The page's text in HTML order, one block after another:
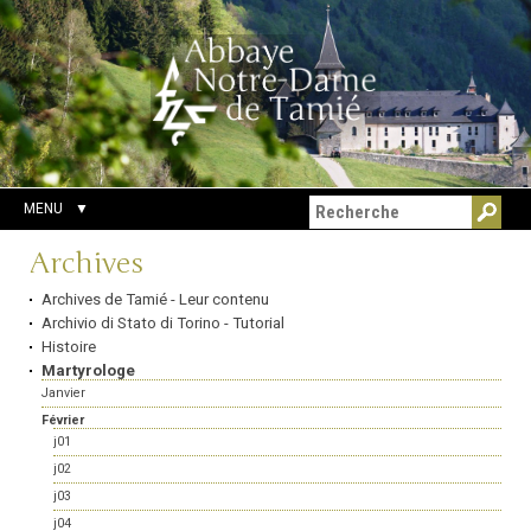
Aller
au
contenu.
|
Aller
à
la
navigation
Outils
personnels
Chercher par
Recherche
avancée…
MENU
Navigation
Archives
Archives de Tamié - Leur contenu
Archivio di Stato di Torino - Tutorial
Histoire
Martyrologe
Janvier
Février
j01
j02
j03
j04